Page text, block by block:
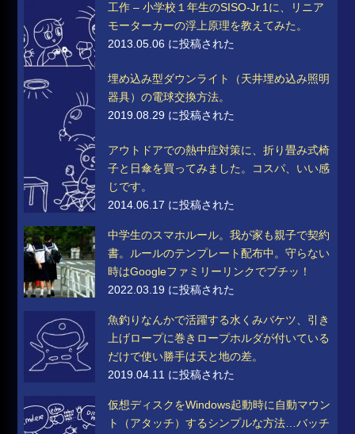
工作 – 小学校１年生のSISO-Jr.1に、リニア
モーターカーの浮上原理を教えてみた。
2013.05.06 に投稿された
埋め込み型ダウンライト（天井埋め込み照明
器具）の電球交換方法。
2019.08.29 に投稿された
アウトドアでの熱中症対策に、折り畳み式椅
子と日傘を買ってみました。コスパ、いい感
じです。
2014.06.17 に投稿された
中学生のスマホルール。我が家も親子で契約
書。ルールのテンプレート配布中。守らない
時はGoogleファミリーリンクでブチッ！
2022.03.19 に投稿された
魚釣りなんかで活躍する水くみバケツ、引き
上げロープに巻きロープホルダが付いている
だけで使い勝手は天と地の差。
2019.04.11 に投稿された
仮想ディスクをWindows起動時に自動マウン
ト（アタッチ）するシンプルな方法…バッチ